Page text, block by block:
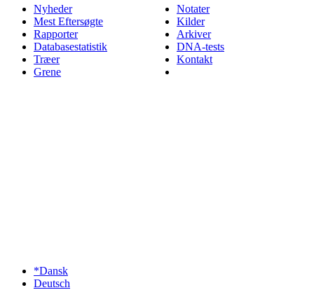
Nyheder
Mest Eftersøgte
Rapporter
Databasestatistik
Træer
Grene
Notater
Kilder
Arkiver
DNA-tests
Kontakt
*Dansk
Deutsch